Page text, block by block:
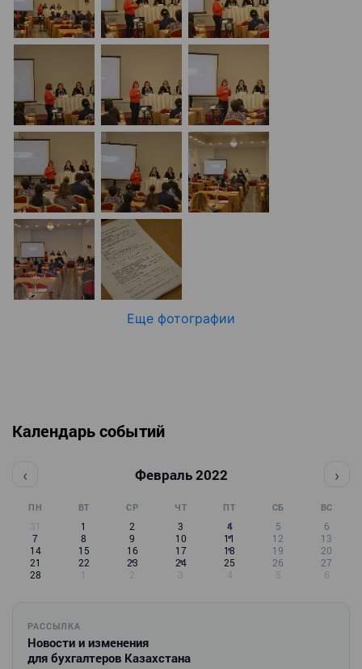
Еще фотографии
Календарь событий
‹ Февраль 2022 ›
ПН ВТ СР ЧТ ПТ СБ ВС
31 1 2 3 4 5
6
7
8 9 10 11 12
13
14
15 16 17 18 19
20
21
22 23 24 25 26
27
28
1 2 3 4 5 6
РАССЫЛКА
Новости и изменения
для бухгалтеров Казахстана